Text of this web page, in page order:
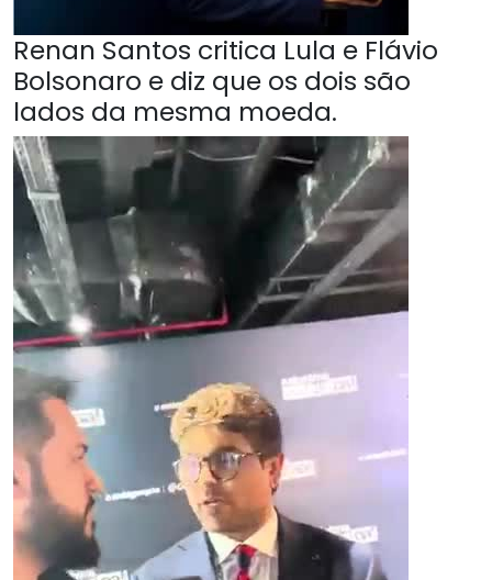
Renan Santos critica Lula e Flávio
Bolsonaro e diz que os dois são
lados da mesma moeda.